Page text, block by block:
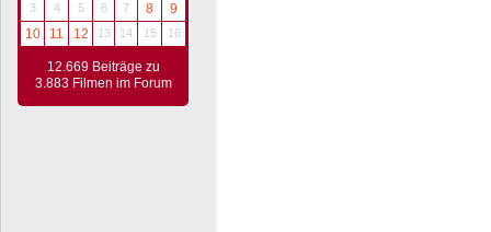
3
4 5 6 7 8
9
10
11 12 13 14 15 16
12.669 Beiträge zu
3.883 Filmen im Forum